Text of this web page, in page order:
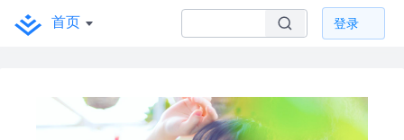
首页 登录